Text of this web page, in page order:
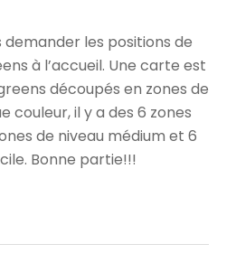
demander les positions de
à l’accueil. Une carte est
découpés en zones de
couleur, il y a des 6 zones
de niveau médium et 6
Bonne partie!!!